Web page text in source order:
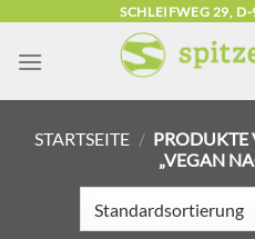
springen
SCHLEIFWEG 29,
STARTSEITE / PRODUKTE
„VEGAN